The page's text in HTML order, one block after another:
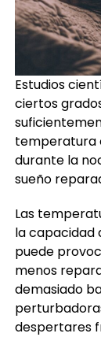
Estudios
ciertos
temperatura
durante la
sueño
Las
la capacidad
puede
menos
demasiado
despertares